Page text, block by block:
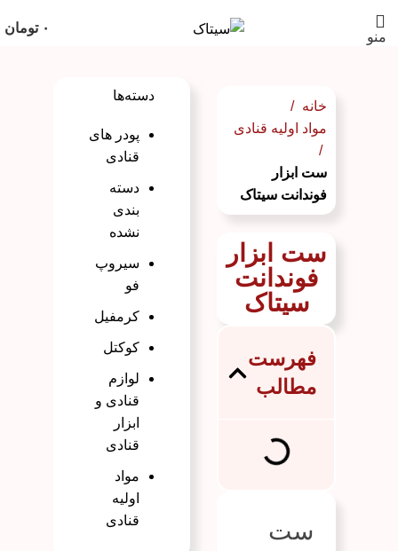
منو
۰ تومان
دسته‌ها
پودر های
قنادی
دسته
بندی
نشده
سیروپ
فو
کرمفیل
کوکتل
لوازم
قنادی و
ابزار
قنادی
مواد
اولیه
قنادی
خانه
مواد اولیه قنادی
ست ابزار
فوندانت سیتاک
ست ابزار
فوندانت
سیتاک
فهرست
مطالب
ست